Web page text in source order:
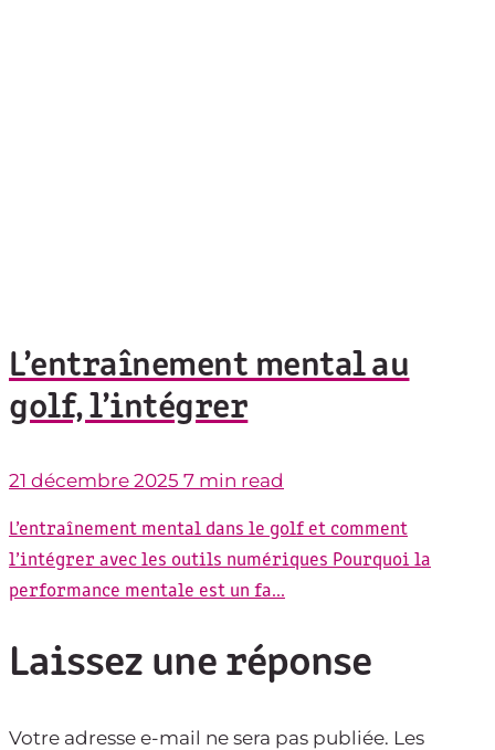
L’entraînement mental au
golf, l’intégrer
21 décembre 2025 7 min read
L’entraînement mental dans le golf et comment
l’intégrer avec les outils numériques Pourquoi la
performance mentale est un fa...
Laissez une réponse
Votre adresse e-mail ne sera pas publiée. Les